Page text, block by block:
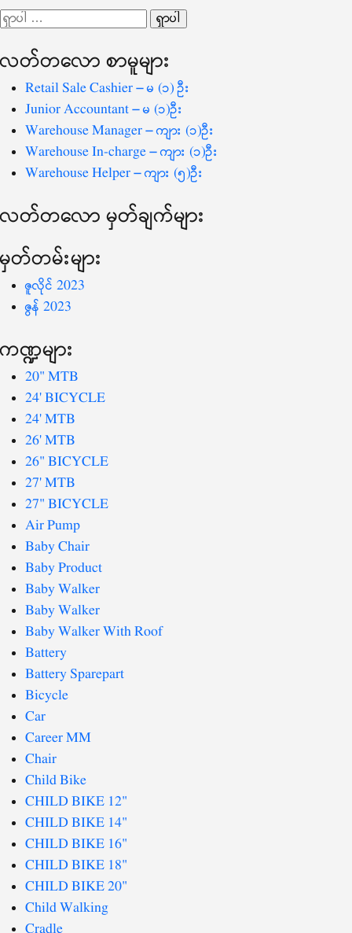
ပြ
ရှာ
စကားလုံး
လတ်တ‌လော စာမူများ
Retail Sale Cashier – မ (၁) ဦး
Junior Accountant – မ (၁)ဦး
Warehouse Manager – ကျား (၁)ဦး
Warehouse In-charge – ကျား (၁)ဦး
Warehouse Helper – ကျား (၅)ဦး
လတ်တ‌လော မှတ်ချက်များ
မှတ်တမ်းများ
ဇူလိုင် 2023
ဇွန် 2023
ကဏ္ဍများ
20" MTB
24' BICYCLE
24' MTB
26' MTB
26" BICYCLE
27' MTB
27" BICYCLE
Air Pump
Baby Chair
Baby Product
Baby Walker
Baby Walker
Baby Walker With Roof
Battery
Battery Sparepart
Bicycle
Car
Career MM
Chair
Child Bike
CHILD BIKE 12"
CHILD BIKE 14"
CHILD BIKE 16"
CHILD BIKE 18"
CHILD BIKE 20"
Child Walking
Cradle